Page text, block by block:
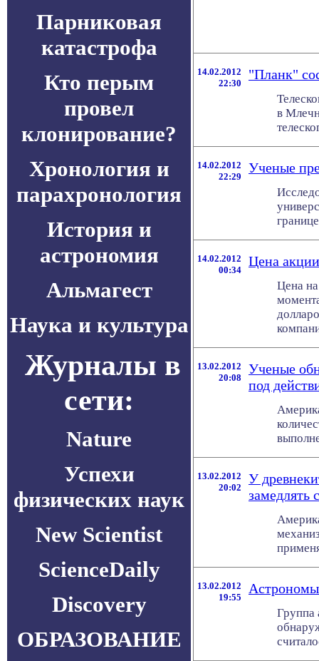
Парниковая
катастрофа
Кто перым
провел
клонирование?
Хронология и
парахронология
История и
астрономия
Альмагест
Наука и культура
Журналы в
сети:
Nature
Успехи
физических наук
New Scientist
ScienceDaily
Discovery
ОБРАЗОВАНИЕ
14.02.2012
22:30
"Планк"
в
14.02.2012
22:29
Ученые
14.02.2012
00:34
Цена
Цена
13.02.2012
20:08
Ученые
под
13.02.2012
20:02
У
замедлять
13.02.2012
19:55
Группа